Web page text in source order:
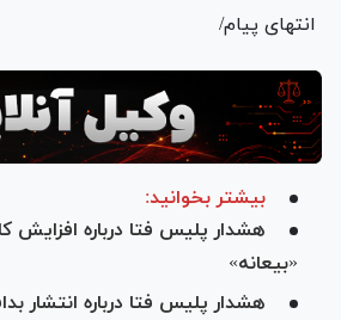
انتهای پیام/
بیشتر بخوانید:
هشدار پلیس فتا درباره افزایش
«بیعانه»
هشدار پلیس فتا درباره انتشار